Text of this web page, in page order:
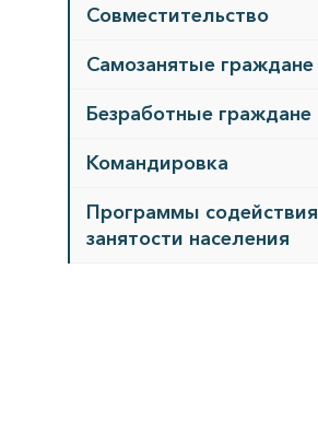
Cовместительство
Cамозанятые граждане
Безработные граждане
Командировка
Программы содействия
занятости населения